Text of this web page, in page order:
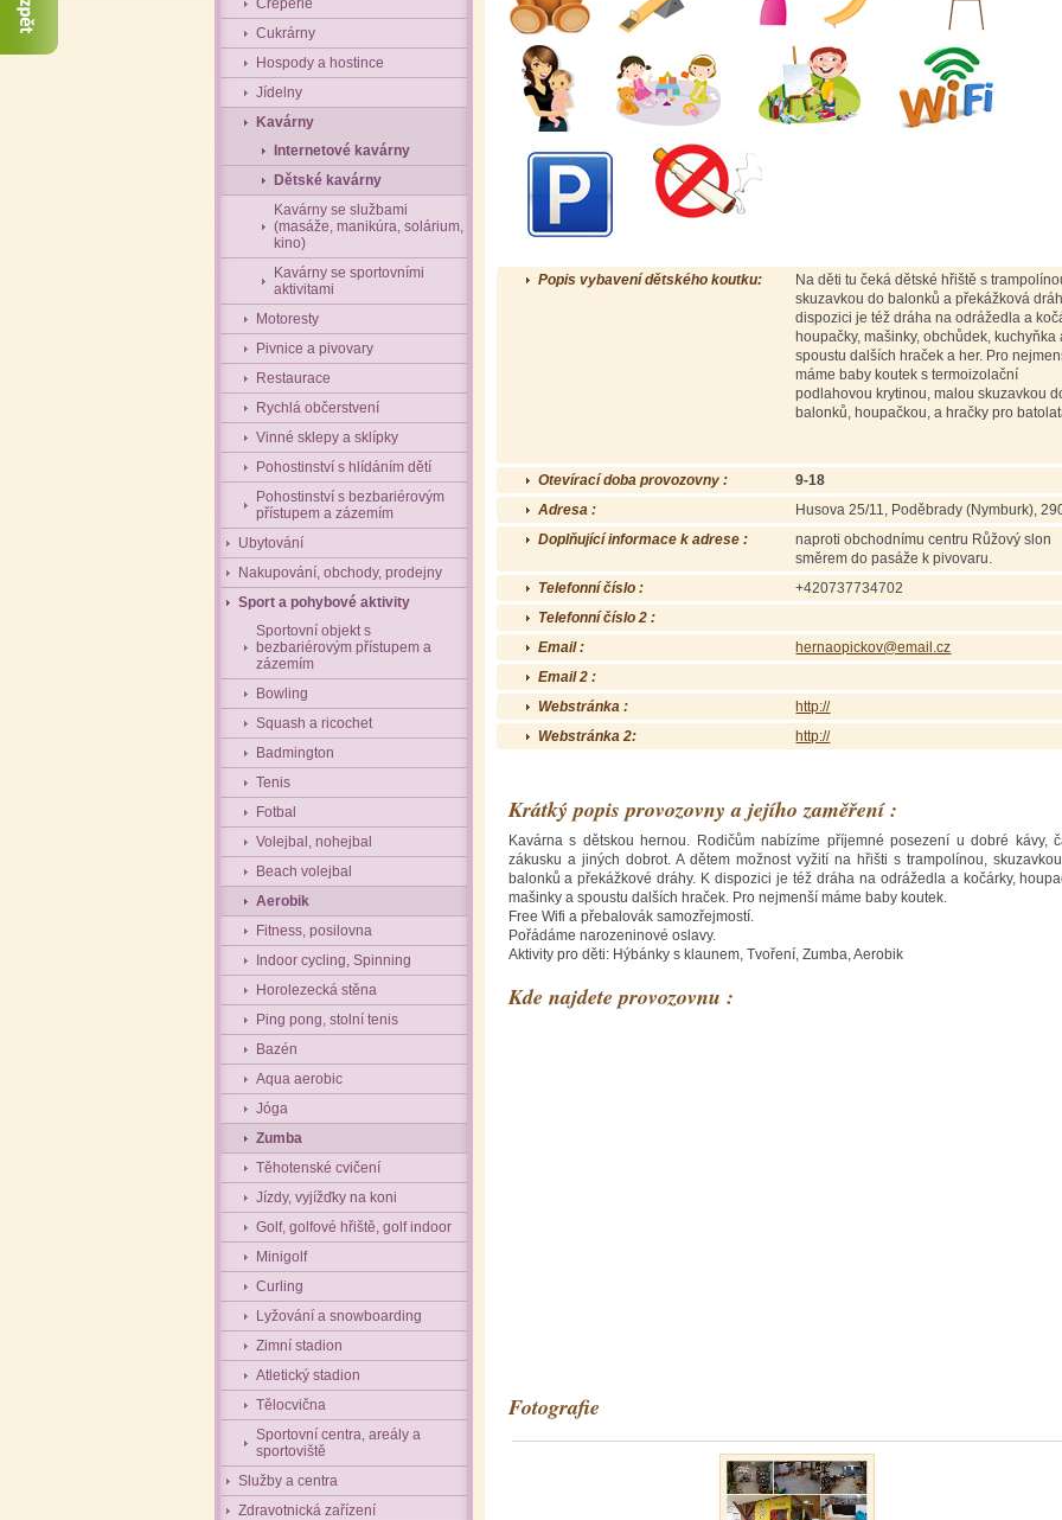
Crepérie
Cukrárny
Hospody a hostince
Jídelny
Kavárny
Internetové kavárny
Dětské kavárny
Kavárny se službami
(masáže, manikúra, solárium,
kino)
Kavárny se sportovními
aktivitami
Motoresty
Pivnice a pivovary
Restaurace
Rychlá občerstvení
Vinné sklepy a sklípky
Pohostinství s hlídáním dětí
Pohostinství s bezbariérovým
přístupem a zázemím
Ubytování
Nakupování, obchody, prodejny
Sport a pohybové aktivity
Sportovní objekt s
bezbariérovým přístupem a
zázemím
Bowling
Squash a ricochet
Badmington
Tenis
Fotbal
Volejbal, nohejbal
Beach volejbal
Aerobik
Fitness, posilovna
Indoor cycling, Spinning
Horolezecká stěna
Ping pong, stolní tenis
Bazén
Aqua aerobic
Jóga
Zumba
Těhotenské cvičení
Jízdy, vyjížďky na koni
Golf, golfové hřiště, golf indoor
Minigolf
Curling
Lyžování a snowboarding
Zimní stadion
Atletický stadion
Tělocvična
Sportovní centra, areály a
sportoviště
Služby a centra
Zdravotnická zařízení
Popis vybavení dětského koutku:
Na děti tu čeká dětské hřiště s
skuzavkou do balonků a překážková
dispozici je též dráha na odrážedla a
houpačky, mašinky, obchůdek, kuchyňka
spoustu dalších hraček a her. Pro
máme baby koutek s termoizolační
podlahovou krytinou, malou skuzavkou
balonků, houpačkou, a hračky pro
Otevírací doba provozovny :
9-18
Adresa :
Husova 25/11, Poděbrady (Nymburk),
Doplňující informace k adrese :
naproti obchodnímu centru Růžový slon
směrem do pasáže k pivovaru.
Telefonní číslo :
+420737734702
Telefonní číslo 2 :
Email :
hernaopickov@email.cz
Email 2 :
Webstránka :
http://
Webstránka 2:
http://
Krátký popis provozovny a jejího zaměření :
Kavárna s dětskou hernou. Rodičům nabízíme příjemné posezení u dobré kávy,
zákusku a jiných dobrot. A dětem možnost vyžití na hřišti s trampolínou,
balonků a překážkové dráhy. K dispozici je též dráha na odrážedla a kočárky,
mašinky a spoustu dalších hraček. Pro nejmenší máme baby koutek.
Free Wifi a přebalovák samozřejmostí.
Pořádáme narozeninové oslavy.
Aktivity pro děti: Hýbánky s klaunem, Tvoření, Zumba, Aerobik
Kde najdete provozovnu :
Fotografie